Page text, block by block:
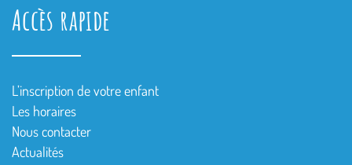
Accès rapide
L’inscription de votre enfant
Les horaires
Nous contacter
Actualités